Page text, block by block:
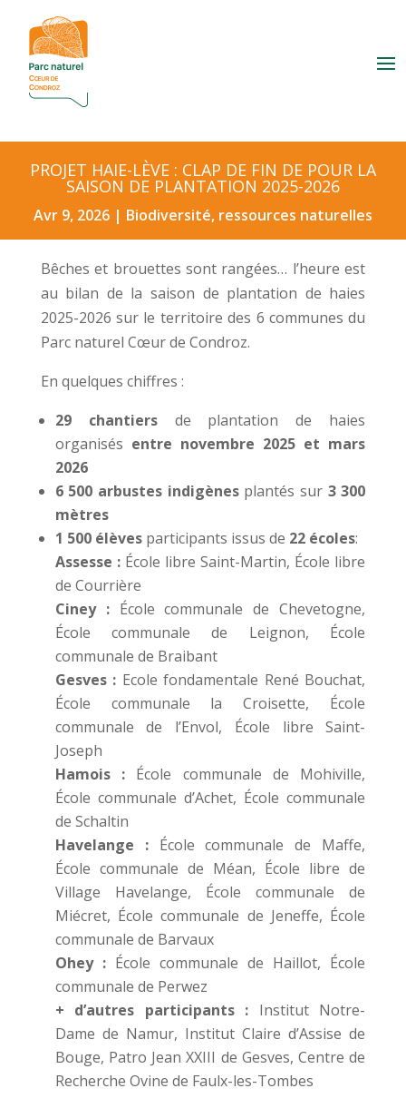
PROJET HAIE-LÈVE : CLAP DE FIN DE POUR LA
SAISON DE PLANTATION 2025-2026
Avr 9, 2026 | Biodiversité, ressources naturelles
Bêches et brouettes sont rangées… l’heure est
au bilan de la saison de plantation de haies
2025-2026 sur le territoire des 6 communes du
Parc naturel Cœur de Condroz.
En quelques chiffres :
29 chantiersde plantation de haies
organisés entre novembre 2025 et mars
2026
6 500 arbustes indigènesplantés sur 3 300
mètres
1 500 élèvesparticipants issus de 22 écoles:
Assesse :École libre Saint-Martin, École libre
de Courrière
Ciney :École communale de Chevetogne,
École communale de Leignon, École
communale de Braibant
Gesves : Ecole fondamentale René Bouchat,
École communale la Croisette, École
communale de l’Envol, École libre Saint-
Joseph
Hamois : École communale de Mohiville,
École communale d’Achet, École communale
de Schaltin
Havelange :École communale de Maffe,
École communale de Méan, École libre de
Village Havelange, École communale de
Miécret, École communale de Jeneffe, École
communale de Barvaux
Ohey :École communale de Haillot, École
communale de Perwez
+ d’autres participants : Institut Notre-
Dame de Namur, Institut Claire d’Assise de
Bouge, Patro Jean XXIII de Gesves, Centre de
Recherche Ovine de Faulx-les-Tombes